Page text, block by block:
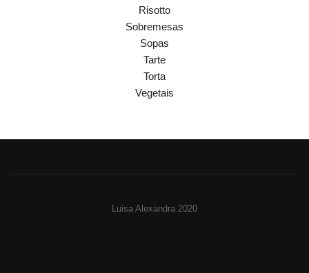
Risotto
Sobremesas
Sopas
Tarte
Torta
Vegetais
Luisa Alexandra 2020